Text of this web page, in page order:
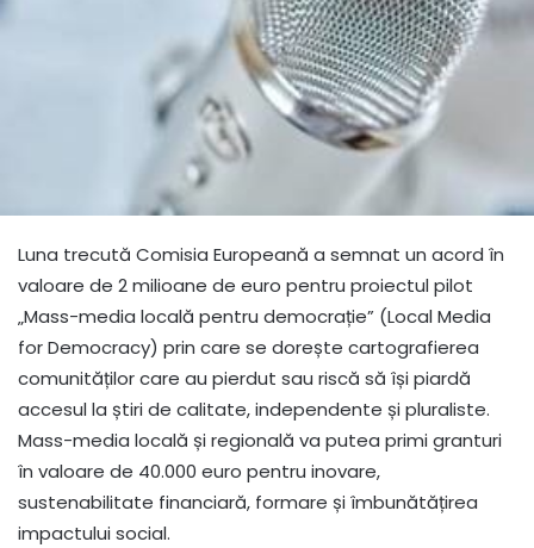
Luna trecută Comisia Europeană a semnat un acord în
valoare de 2 milioane de euro pentru proiectul pilot
„Mass-media locală pentru democrație” (Local Media
for Democracy) prin care se dorește cartografierea
comunităților care au pierdut sau riscă să își piardă
accesul la știri de calitate, independente și pluraliste.
Mass-media locală și regională va putea primi granturi
în valoare de 40.000 euro pentru inovare,
sustenabilitate financiară, formare și îmbunătățirea
impactului social.